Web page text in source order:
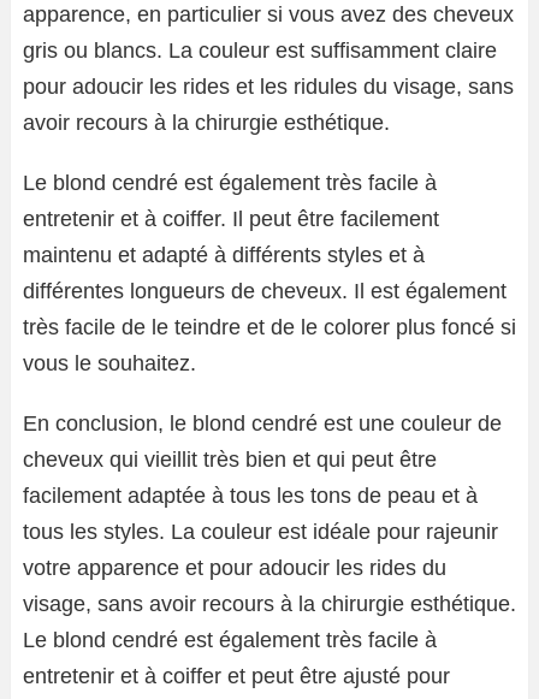
apparence, en particulier si vous avez des cheveux
gris ou blancs. La couleur est suffisamment claire
pour adoucir les rides et les ridules du visage, sans
avoir recours à la chirurgie esthétique.
Le blond cendré est également très facile à
entretenir et à coiffer. Il peut être facilement
maintenu et adapté à différents styles et à
différentes longueurs de cheveux. Il est également
très facile de le teindre et de le colorer plus foncé si
vous le souhaitez.
En conclusion, le blond cendré est une couleur de
cheveux qui vieillit très bien et qui peut être
facilement adaptée à tous les tons de peau et à
tous les styles. La couleur est idéale pour rajeunir
votre apparence et pour adoucir les rides du
visage, sans avoir recours à la chirurgie esthétique.
Le blond cendré est également très facile à
entretenir et à coiffer et peut être ajusté pour